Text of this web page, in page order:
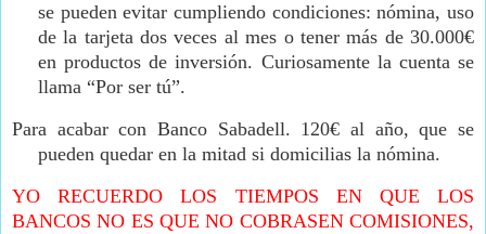
se pueden evitar cumpliendo condiciones: nómina, uso
de la tarjeta dos veces al mes o tener más de 30.000€
en productos de inversión. Curiosamente la cuenta se
llama “Por ser tú”.
Para acabar con Banco Sabadell. 120€ al año, que se
pueden quedar en la mitad si domicilias la nómina.
YO RECUERDO LOS TIEMPOS EN QUE LOS
BANCOS NO ES QUE NO COBRASEN COMISIONES,